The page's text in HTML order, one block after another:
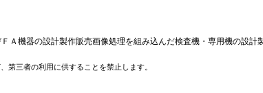
Ａ機器の設計製作販売画像処理を組み込んだ検査機・専用機の設計
第三者の利用に供することを禁止します。